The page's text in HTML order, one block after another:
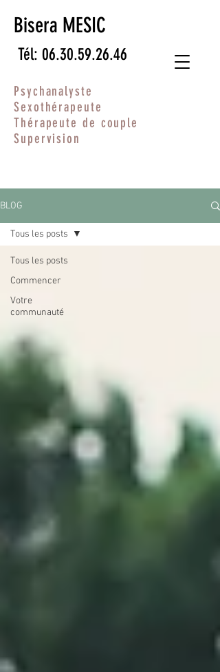
Bisera MESIC
Psychanalyste
Sexothérapeute
Thérapeute de couple
Supervision
Tél: 06.30.59.26.46
BLOG
Tous les posts
Commencer
Votre
communauté
Tous les posts